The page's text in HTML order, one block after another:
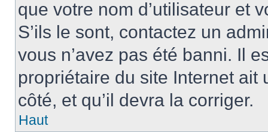
que votre nom d’utilisateur et
S’ils le sont, contactez un
vous n’avez pas été banni. Il
propriétaire du site Internet
côté, et qu’il devra la corriger.
Haut